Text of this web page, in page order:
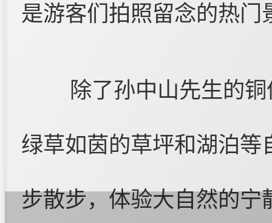
是游客们拍照留念的热门
除了孙中山先生的
绿草如茵的草坪和湖泊
步散步，体验大自然的